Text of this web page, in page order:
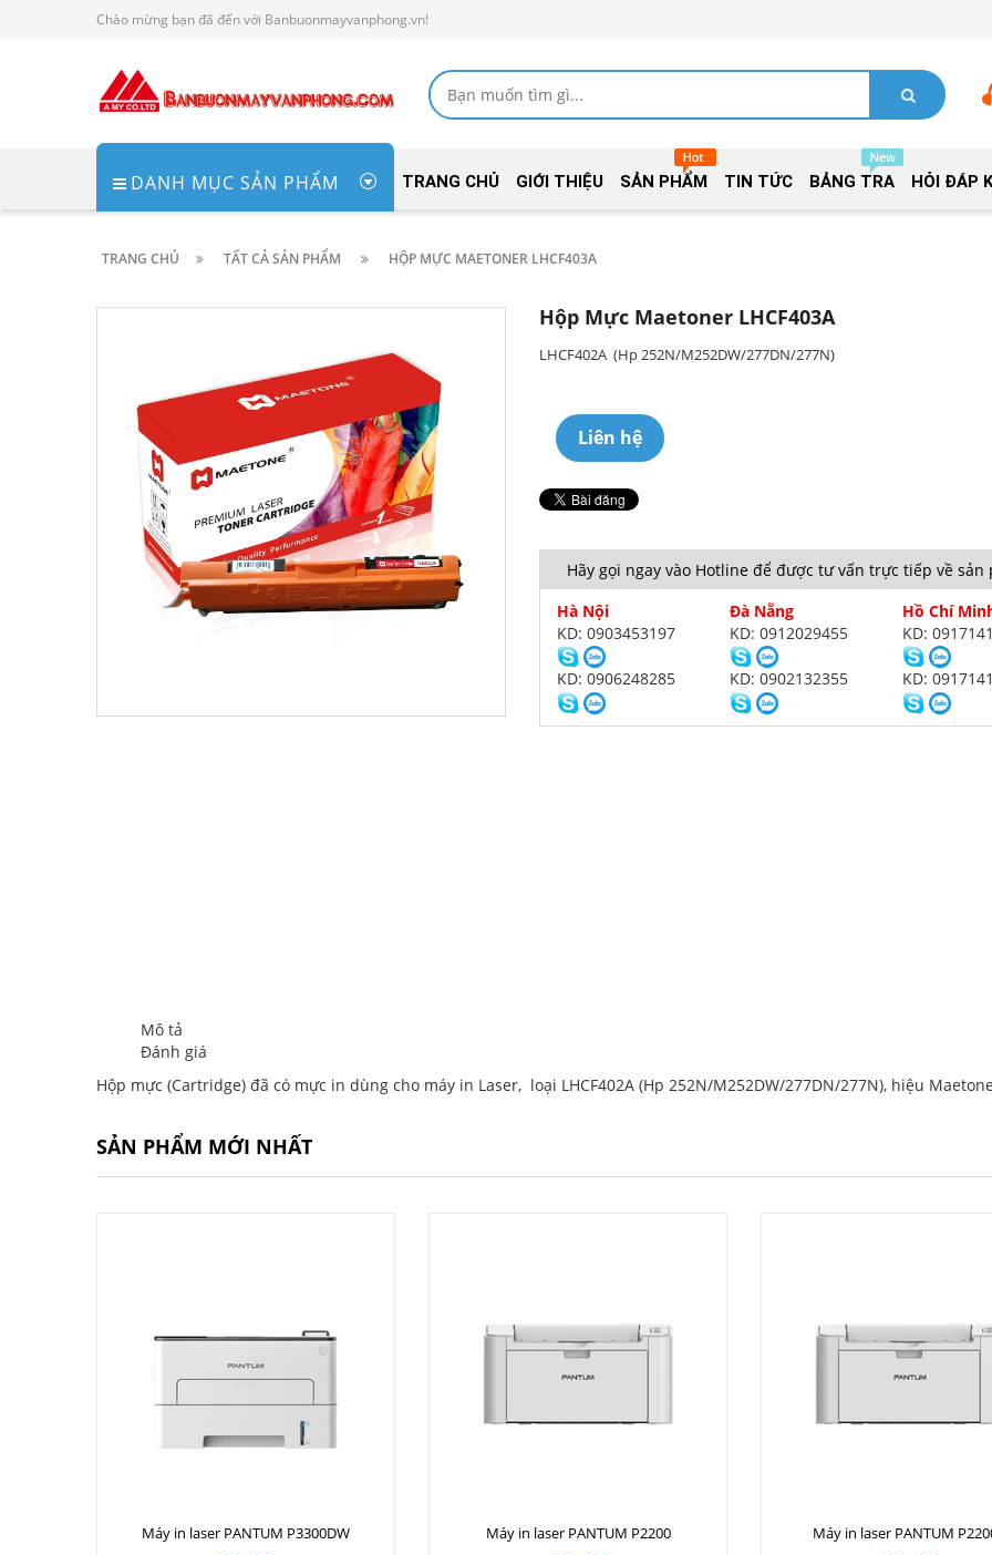
Chào mừng bạn đã đến với Banbuonmayvanphong.vn!
DANH MỤC SẢN PHẨM TRANG CHỦ GIỚI THIỆU SẢN PHẨM TIN TỨC BẢNG TRA HỎI ĐÁP
TRANG CHỦ TẤT CẢ SẢN PHẨM HỘP MỰC MAETONER LHCF403A
Hộp Mực Maetoner LHCF403A
LHCF402A (Hp 252N/M252DW/277DN/277N)
Liên hệ
Hãy gọi ngay vào Hotline để được tư vấn trực tiếp về sản
Hà Nội
KD: 0903453197
KD: 0906248285
Đà Nẵng
KD: 0912029455
KD: 0902132355
Hồ Chí
KD:
KD:
Mô tả
Đánh giá
Hộp mực (Cartridge) đã có mực in dùng cho máy in Laser, loại LHCF402A (Hp 252N/M252DW/277DN/277N), hiệu
SẢN PHẨM MỚI NHẤT
Máy in laser PANTUM P3300DW Máy in laser PANTUM P2200 Máy in laser PANTUM